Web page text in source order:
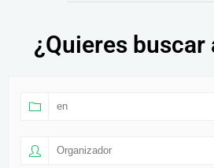
¿Quieres buscar
en
Organizador